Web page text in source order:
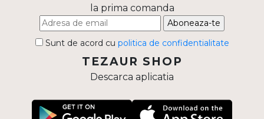
la prima comanda
Aboneaza-te
Sunt de acord cu politica de confidentialitate
TEZAUR SHOP
Descarca aplicatia